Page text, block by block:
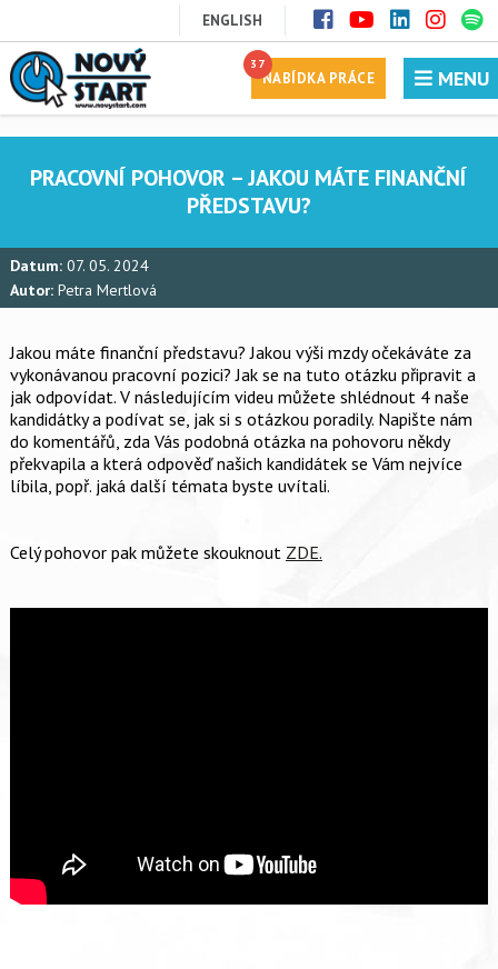
MENU
ENGLISH
NABÍDKA PRÁCE
37
PRACOVNÍ POHOVOR – JAKOU MÁTE FINANČNÍ
PŘEDSTAVU?
Datum:07. 05. 2024
Autor:Petra Mertlová
Jakou máte finanční představu? Jakou výši mzdy očekáváte za
vykonávanou pracovní pozici? Jak se na tuto otázku připravit a
jak odpovídat. V následujícím videu můžete shlédnout 4 naše
kandidátky a podívat se, jak si s otázkou poradily. Napište nám
do komentářů, zda Vás podobná otázka na pohovoru někdy
překvapila a která odpověď našich kandidátek se Vám nejvíce
líbila, popř. jaká další témata byste uvítali.
Celý pohovor pak můžete skouknout ZDE.